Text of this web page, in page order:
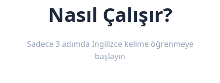
Nasıl Çalışır?
Sadece 3 adımda İngilizce kelime öğrenmeye
başlayın